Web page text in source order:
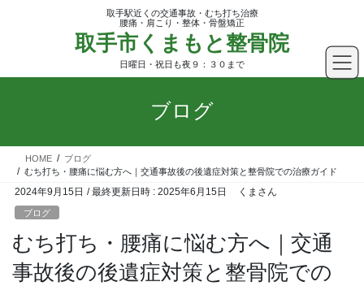
ツ
ッ
シ
移
取手駅近くの交通事故・むち打ち治療
腰痛・肩こり・整体・骨盤矯正
取手市くまもと整骨院
日曜日・祝日も夜９：３０まで
ブログ
HOME
ブログ
むち打ち・腰痛に悩む方へ｜交通事故後の後遺症対策と整骨院での治療ガイド
2024年9月15日 / 最終更新日時 : 2025年6月15日 くまさん
ブログ
むち打ち・腰痛に悩む方へ｜交通
事故後の後遺症対策と整骨院での